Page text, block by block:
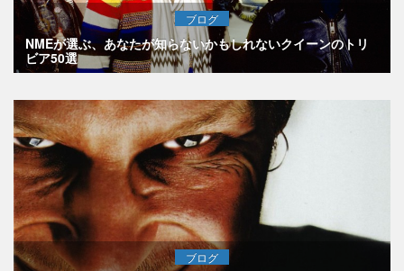
ブログ
NMEが選ぶ、あなたが知らないかもしれないクイーンのトリ
ビア50選
ブログ